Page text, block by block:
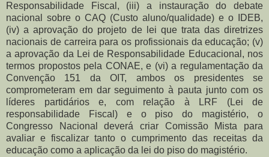
Responsabilidade Fiscal, (iii) a instauração do debate
nacional sobre o CAQ (Custo aluno/qualidade) e o IDEB,
(iv) a aprovação do projeto de lei que trata das diretrizes
nacionais de carreira para os profissionais da educação; (v)
a aprovação da Lei de Responsabilidade Educacional, nos
termos propostos pela CONAE, e (vi) a regulamentação da
Convenção 151 da OIT, ambos os presidentes se
comprometeram em dar seguimento à pauta junto com os
líderes partidários e, com relação à LRF (Lei de
responsabilidade Fiscal) e o piso do magistério, o
Congresso Nacional deverá criar Comissão Mista para
avaliar e fiscalizar tanto o cumprimento das receitas da
educação como a aplicação da lei do piso do magistério.